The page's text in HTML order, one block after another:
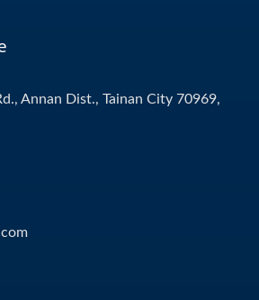
Annan Dist., Tainan City 70969,